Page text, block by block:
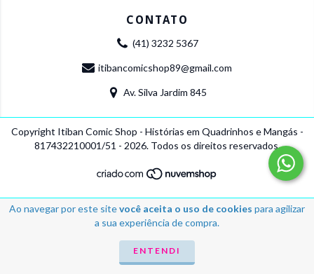
Ao navegar por este sitevocê aceita o uso de cookies para agilizar
a sua experiência de compra.
ENTENDI
CONTATO
(41) 3232 5367
itibancomicshop89@gmail.com
Av. Silva Jardim 845
Copyright Itiban Comic Shop - Histórias em Quadrinhos e Mangás -
817432210001/51 - 2026. Todos os direitos reservados.